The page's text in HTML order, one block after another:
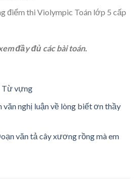
điểm thi Violympic Toán lớp 5 cấp
đầy đủ các bài toán.
Từ vựng
nghị luận về lòng biết ơn thầy
văn tả cây xương rồng mà em